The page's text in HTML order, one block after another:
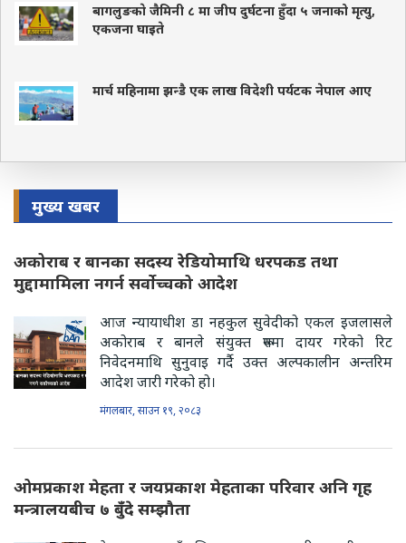
बागलुङकाे जैमिनी ८ मा जीप दुर्घटना हुँदा ५ जनाको मृत्यु,
एकजना घाइते
मार्च महिनामा झन्डै एक लाख विदेशी पर्यटक नेपाल आए
मुख्य खबर
अकोराब र बानका सदस्य रेडियोमाथि धरपकड तथा
मुद्दामामिला नगर्न सर्वोच्चको आदेश
आज न्यायाधीश डा नहकुल सुवेदीको एकल इजलासले
अकोराब र बानले संयुक्त रूपमा दायर गरेको रिट
निवेदनमाथि सुनुवाइ गर्दै उक्त अल्पकालीन अन्तरिम
आदेश जारी गरेको हो।
मंगलबार, साउन १९, २०८३
ओमप्रकाश मेहता र जयप्रकाश मेहताका परिवार अनि गृह
मन्त्रालयबीच ७ बुँदे सम्झौता